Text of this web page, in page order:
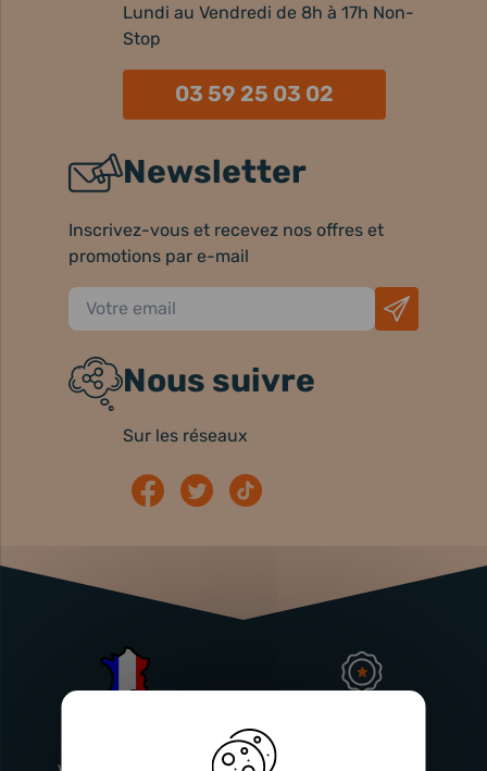
Lundi au Vendredi de 8h à 17h Non-
Stop
03 59 25 03 02
Newsletter
Inscrivez-vous et recevez nos offres et
promotions par e-mail
Nous suivre
Sur les réseaux